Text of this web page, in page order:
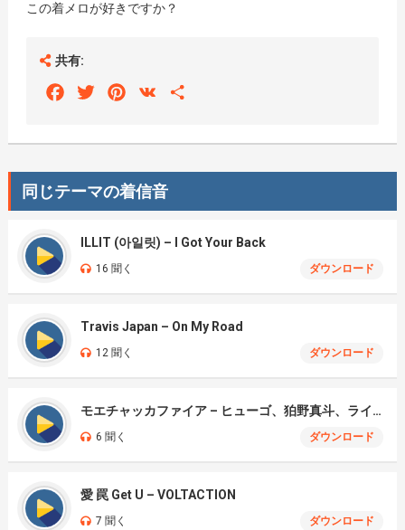
この着メロが好きですか？
共有:
FacebookTwitterPinterest
VK
同じテーマの着信音
ILLIT (아일릿) – I Got Your Back
16 聞く ダウンロード
Travis Japan – On My Road
12 聞く ダウンロード
モエチャッカファイア – ヒューゴ、狛野真斗、ライト、セヴェリアン (Cover )
6 聞く ダウンロード
愛 罠 Get U – VOLTACTION
7 聞く ダウンロード